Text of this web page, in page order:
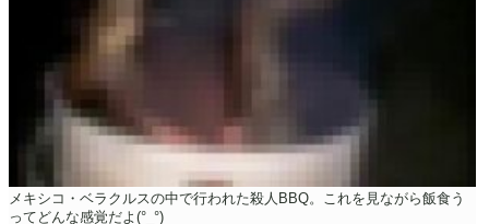
メキシコ・ベラクルスの中で行われた殺人BBQ。これを見ながら飯食う
ってどんな感覚だよ(°_°)